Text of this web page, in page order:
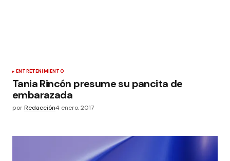
ENTRETENIMIENTO
Tania Rincón presume su pancita de
embarazada
porRedacción4 enero, 2017